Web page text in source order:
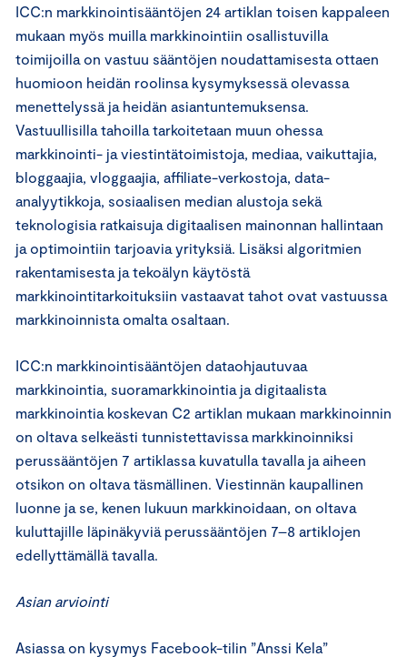
ICC:n markkinointisääntöjen 24 artiklan toisen kappaleen
mukaan myös muilla markkinointiin osallistuvilla
toimijoilla on vastuu sääntöjen noudattamisesta ottaen
huomioon heidän roolinsa kysymyksessä olevassa
menettelyssä ja heidän asiantuntemuksensa.
Vastuullisilla tahoilla tarkoitetaan muun ohessa
markkinointi- ja viestintätoimistoja, mediaa, vaikuttajia,
bloggaajia, vloggaajia, affiliate-verkostoja, data-
analyytikkoja, sosiaalisen median alustoja sekä
teknologisia ratkaisuja digitaalisen mainonnan hallintaan
ja optimointiin tarjoavia yrityksiä. Lisäksi algoritmien
rakentamisesta ja tekoälyn käytöstä
markkinointitarkoituksiin vastaavat tahot ovat vastuussa
markkinoinnista omalta osaltaan.
ICC:n markkinointisääntöjen dataohjautuvaa
markkinointia, suoramarkkinointia ja digitaalista
markkinointia koskevan C2 artiklan mukaan markkinoinnin
on oltava selkeästi tunnistettavissa markkinoinniksi
perussääntöjen 7 artiklassa kuvatulla tavalla ja aiheen
otsikon on oltava täsmällinen. Viestinnän kaupallinen
luonne ja se, kenen lukuun markkinoidaan, on oltava
kuluttajille läpinäkyviä perussääntöjen 7–8 artiklojen
edellyttämällä tavalla.
Asian arviointi
Asiassa on kysymys Facebook-tilin ”Anssi Kela”